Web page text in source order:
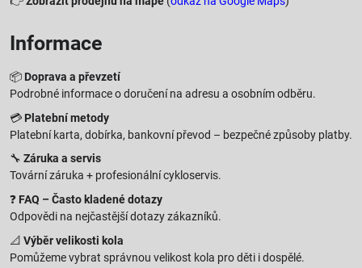
Informace
📦 Doprava a převzetí
Podrobné informace o doručení na adresu a osobním odběru.
💳 Platební metody
Platební karta, dobírka, bankovní převod – bezpečné způsoby platby.
🔧 Záruka a servis
Tovární záruka + profesionální cykloservis.
❓ FAQ – Často kladené dotazy
Odpovědi na nejčastější dotazy zákazníků.
📐 Výběr velikosti kola
Pomůžeme vybrat správnou velikost kola pro děti i dospělé.